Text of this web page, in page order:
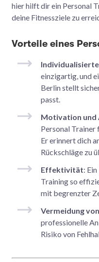
hier hilft dir ein Personal
deine Fitnessziele zu
Vorteile eines
einzigartig, und
Berlin stellt
passt.
Motivation
Personal Trainer
Er erinnert dich
Rückschläge zu
Effektivität:
Training so
mit begrenzter
Vermeidung
professionelle
Risiko von